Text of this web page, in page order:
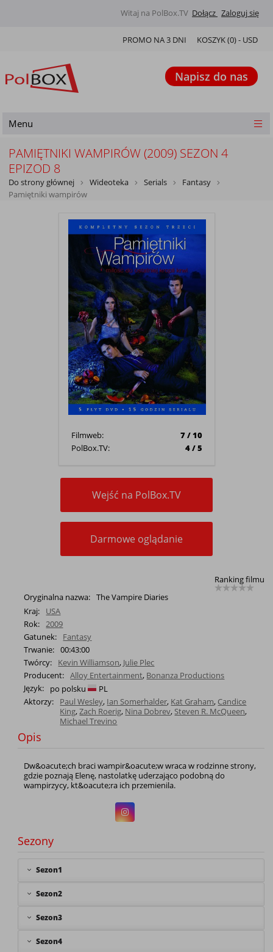
Witaj na PolBox.TV Dołącz Zaloguj się
KOSZYK (0) - USD
PROMO NA 3 DNI
Napisz do nas
Menu
PAMIĘTNIKI WAMPIRÓW (2009) SEZON 4
EPIZOD 8
Do strony głównej Wideoteka Serials
Fantasy
Pamiętniki wampirów
Filmweb:
7 / 10
PolBox.TV:
4 / 5
Wejść na PolBox.TV
Darmowe oglądanie
Ranking filmu
Oryginalna nazwa: The Vampire Diaries
Kraj:
USA
Rok: 2009
Gatunek:
Fantasy
Trwanie: 00:43:00
Twórcy:
Kevin Williamson, Julie Plec
Producent: Alloy Entertainment, Bonanza Productions
Język:
po polsku
PL
Aktorzy:
Paul Wesley, Ian Somerhalder, Kat Graham, Candice
King,Zach Roerig, Nina Dobrev, Steven R. McQueen,
Michael Trevino
Opis
Dw&oacute;ch braci wampir&oacute;w wraca w rodzinne strony,
gdzie poznają Elenę, nastolatkę uderzająco podobną do
wampirzycy, kt&oacute;ra ich przemienila.
Sezony
Sezon1
Sezon2
Sezon3
Sezon4